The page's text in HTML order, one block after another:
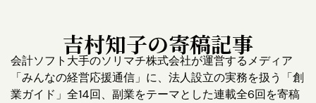
吉村知子の寄稿記事
会計ソフト大手のソリマチ株式会社が運営するメディア
「みんなの経営応援通信」に、法人設立の実務を扱う「創
業ガイド」全14回、副業をテーマとした連載全6回を寄稿